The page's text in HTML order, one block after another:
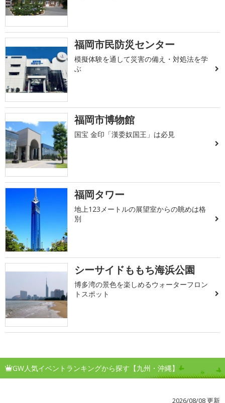
福岡市民防災センター
模擬体験を通して災害の備え・対処法を学
ぶ
福岡市博物館
国宝 金印「漢委奴国王」は必見
福岡タワー
地上123メートルの展望室からの眺めは格
別
シーサイドももち海浜公園
博多湾の景色を楽しめるウォーターフロン
トスポット
GW人気イベントランキングから探す【九州・沖縄】
2026/08/08 更新